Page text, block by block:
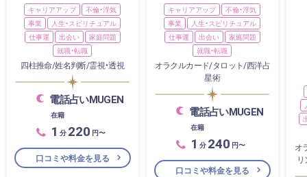
キャリアアップ
不倫・浮気
事業
人生・スピリチュアル
仕事運
出会い
家庭問題
就職・転職
四柱推命/姓名判断/霊視・透視
電話占いMUGEN
在籍
1 分 220 円〜
口コミや料金を見る
キャリアアップ
不倫・浮気
事業
人生・スピリチュアル
仕事運
出会い
家庭問題
就職・転職
オラクルカード/タロット/西洋占
星術
電話占いMUGEN
在籍
1 分 240 円〜
口コミや料金を見る
オ